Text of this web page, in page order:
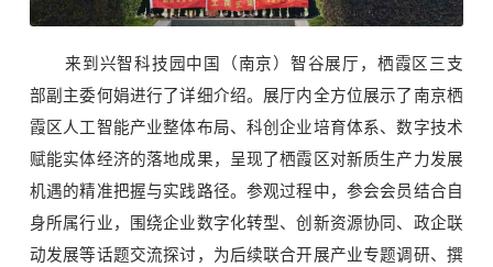
来到兴智科技园中国（南京）智谷展厅，栖霞区三支
部副主委何娟进行了详细介绍。展厅内全方位展示了南京栖
霞区人工智能产业整体布局、科创企业培育体系、数字技术
赋能实体经济的落地成果，呈现了栖霞区对新质生产力发展
机遇的精准把握与实践路径。参观过程中，参会会员结合自
身所属行业，围绕企业数字化转型、创新资源协同、政企联
动发展等话题交流探讨，为后续联合开展产业专题调研、撰